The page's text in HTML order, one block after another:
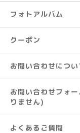
フォトアルバム
クーポン
お問い合わせについ
お問い合わせフォ
りません)
よくあるご質問